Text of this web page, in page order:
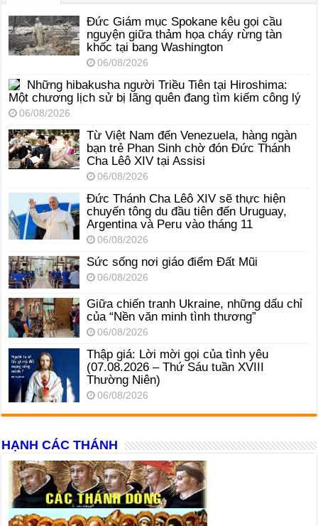
Đức Giám mục Spokane kêu gọi cầu
nguyện giữa thảm họa cháy rừng tàn
khốc tại bang Washington
06/08/2026
Những hibakusha người Triều Tiên tại Hiroshima:
Một chương lịch sử bị lãng quên đang tìm kiếm công lý
06/08/2026
Từ Việt Nam đến Venezuela, hàng ngàn
bạn trẻ Phan Sinh chờ đón Đức Thánh
Cha Lêô XIV tại Assisi
06/08/2026
Đức Thánh Cha Lêô XIV sẽ thực hiện
chuyến tông du đầu tiên đến Uruguay,
Argentina và Peru vào tháng 11
06/08/2026
Sức sống nơi giáo điểm Đất Mũi
06/08/2026
Giữa chiến tranh Ukraine, những dấu chỉ
của “Nền văn minh tình thương”
06/08/2026
Thập giá: Lời mời gọi của tình yêu
(07.08.2026 – Thứ Sáu tuần XVIII
Thường Niên)
06/08/2026
HẠNH CÁC THÁNH